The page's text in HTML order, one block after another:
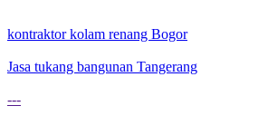
kontraktor kolam renang Bogor
Jasa tukang bangunan Tangerang
---